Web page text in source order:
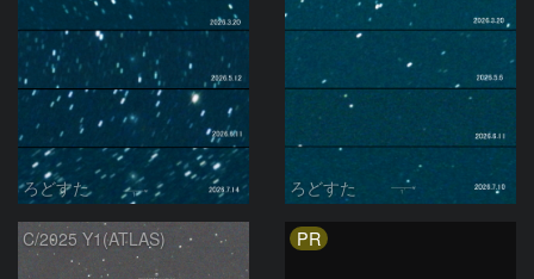
ろどすた ろどすた
C/2025 Y1(ATLAS) PR